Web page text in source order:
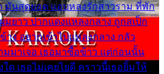
มันสุดยอด แอบหลงรักสาวราม ที่พัก
มยาว ปากแดงแหลงกลาง ถูกสเป็ก
าง อยากเข้าไปแหลงกลาง กลัว
มมาเจอ เธอมาซื้อข้าว แต่ก่อนนั้น
ใด เธอไม่เคยไยดี คราวนี้เธอยิ้มให้